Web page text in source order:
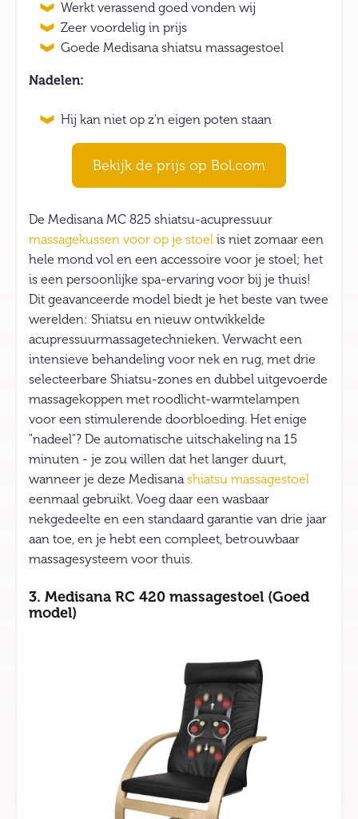
Werkt verassend goed vonden wij
Zeer voordelig in prijs
Goede Medisana shiatsu massagestoel
Nadelen:
Hij kan niet op z'n eigen poten staan
Bekijk de prijs op Bol.com
De Medisana MC 825 shiatsu-acupressuur
massagekussen voor op je stoel is niet zomaar een
hele mond vol en een accessoire voor je stoel; het
is een persoonlijke spa-ervaring voor bij je thuis!
Dit geavanceerde model biedt je het beste van twee
werelden: Shiatsu en nieuw ontwikkelde
acupressuurmassagetechnieken. Verwacht een
intensieve behandeling voor nek en rug, met drie
selecteerbare Shiatsu-zones en dubbel uitgevoerde
massagekoppen met roodlicht-warmtelampen
voor een stimulerende doorbloeding. Het enige
"nadeel"? De automatische uitschakeling na 15
minuten - je zou willen dat het langer duurt,
wanneer je deze Medisanashiatsu massagestoel
eenmaal gebruikt. Voeg daar een wasbaar
nekgedeelte en een standaard garantie van drie jaar
aan toe, en je hebt een compleet, betrouwbaar
massagesysteem voor thuis.
3. Medisana RC 420 massagestoel (Goed
model)